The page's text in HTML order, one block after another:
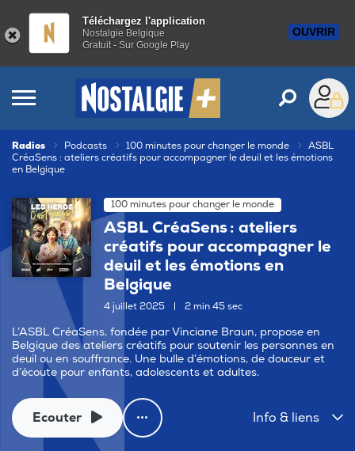
Téléchargez l'application
Nostalgie Belgique
Gratuit - Sur Google Play
OUVRIR
Radios Podcasts 100 minutes pour changer le monde
ASBL
CréaSens : ateliers créatifs pour accompagner le deuil et les émotions
en Belgique
100 minutes pour changer le monde
ASBL CréaSens : ateliers
créatifs pour accompagner le
deuil et les émotions en
Belgique
4 juillet 2025 2 min 45 sec
L’ASBL CréaSens, fondée par Vinciane Braun, propose en
Belgique des ateliers créatifs pour soutenir les personnes en
deuil ou en souffrance. Une bulle d’émotions, de douceur et
d’écoute pour enfants, adolescents et adultes.
Ecouter Info & liens